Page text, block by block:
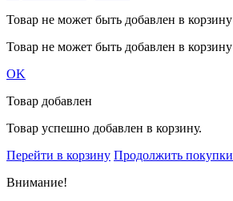
Товар не может быть добавлен в корзину
Товар не может быть добавлен в корзину
OK
Товар добавлен
Товар успешно добавлен в корзину.
Перейти в корзину Продолжить покупки
Внимание!